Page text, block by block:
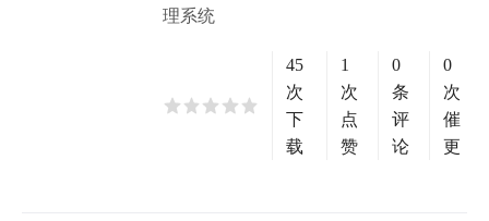
理系统
45
次
下
载
1
次
点
赞
0
条
评
论
0
次
催
更